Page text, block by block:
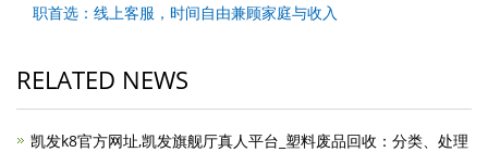
职首选：线上客服，时间自由兼顾家庭与收入
RELATED NEWS
凯发k8官方网址,凯发旗舰厅真人平台_塑料废品回收：分类、处理